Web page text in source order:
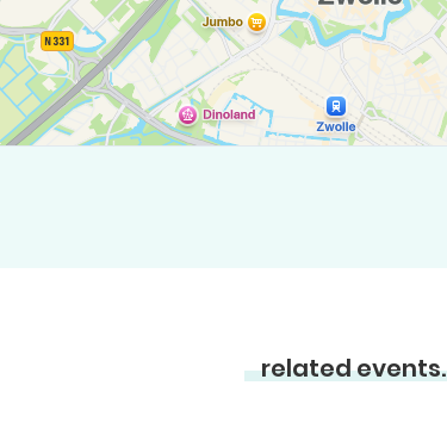
related events.